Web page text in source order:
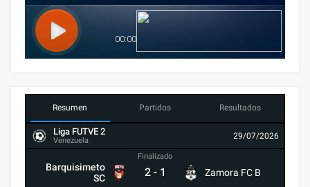
Resumen Partidos Resultados
Liga FUTVE 2
Venezuela 29/07/2026
Barquisimeto
SC
Finalizado
2 - 1 Zamora FC B